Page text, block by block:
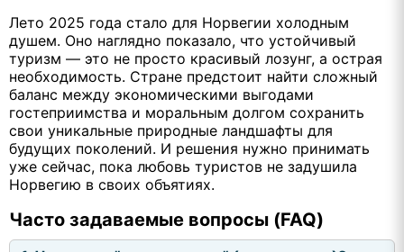
Лето 2025 года стало для Норвегии холодным
душем. Оно наглядно показало, что устойчивый
туризм — это не просто красивый лозунг, а острая
необходимость. Стране предстоит найти сложный
баланс между экономическими выгодами
гостеприимства и моральным долгом сохранить
свои уникальные природные ландшафты для
будущих поколений. И решения нужно принимать
уже сейчас, пока любовь туристов не задушила
Норвегию в своих объятиях.
Часто задаваемые вопросы (FAQ)